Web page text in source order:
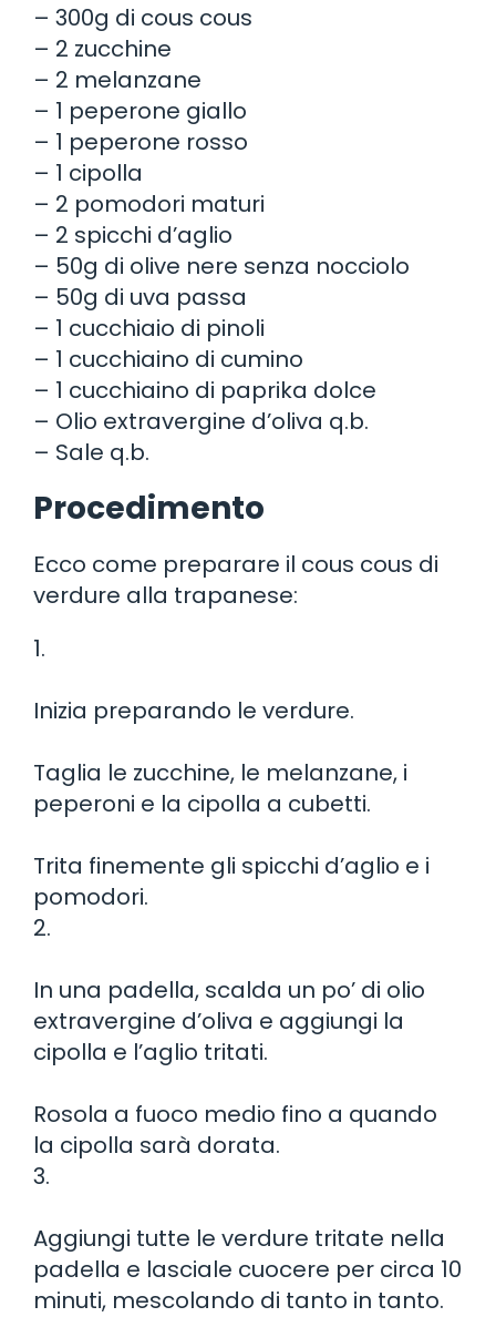
– 300g di cous cous
– 2 zucchine
– 2 melanzane
– 1 peperone giallo
– 1 peperone rosso
– 1 cipolla
– 2 pomodori maturi
– 2 spicchi d’aglio
– 50g di olive nere senza nocciolo
– 50g di uva passa
– 1 cucchiaio di pinoli
– 1 cucchiaino di cumino
– 1 cucchiaino di paprika dolce
– Olio extravergine d’oliva q.b.
– Sale q.b.
Procedimento
Ecco come preparare il cous cous di
verdure alla trapanese:
1.
Inizia preparando le verdure.
Taglia le zucchine, le melanzane, i
peperoni e la cipolla a cubetti.
Trita finemente gli spicchi d’aglio e i
pomodori.
2.
In una padella, scalda un po’ di olio
extravergine d’oliva e aggiungi la
cipolla e l’aglio tritati.
Rosola a fuoco medio fino a quando
la cipolla sarà dorata.
3.
Aggiungi tutte le verdure tritate nella
padella e lasciale cuocere per circa 10
minuti, mescolando di tanto in tanto.